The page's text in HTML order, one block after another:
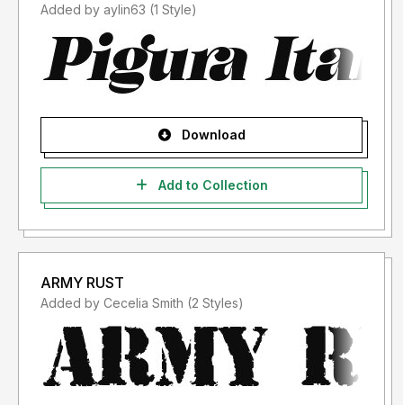
Added by aylin63 (1 Style)
Download
Add to Collection
ARMY RUST
Added by Cecelia Smith (2 Styles)